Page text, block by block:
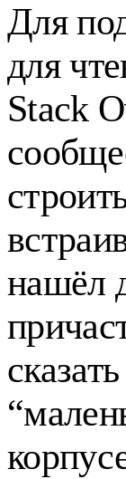
Для
для
Stack
нашёл